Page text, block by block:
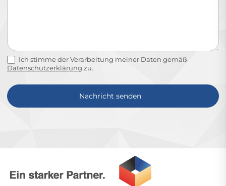
Ich stimme der Verarbeitung meiner Daten gemäß
Datenschutzerklärung zu.
Nachricht senden